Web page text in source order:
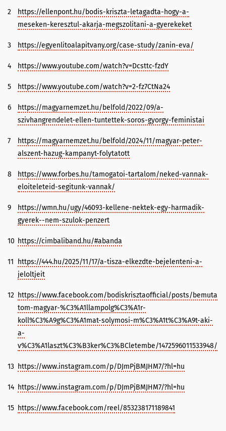
2
https://ellenpont.hu/bodis-kriszta-letagadta-hogy-a-
meseken-keresztul-akarja-megszolitani-a-gyerekeket
3 https://egyenlitoalapitvany.org/case-study/zanin-eva/
4 https://www.youtube.com/watch?v=Dcsttc-fzdY
5 https://www.youtube.com/watch?v=2-fz7CtNa24
6
https://magyarnemzet.hu/belfold/2022/09/a-
szivhangrendelet-ellen-tuntettek-soros-gyorgy-feministai
7
https://magyarnemzet.hu/belfold/2024/11/magyar-peter-
alszent-hazug-kampanyt-folytatott
8
https://www.forbes.hu/tamogatoi-tartalom/neked-vannak-
eloiteleteid-segitunk-vannak/
9
https://wmn.hu/ugy/46093-kellene-nektek-egy-harmadik-
gyerek--nem-szulok-penzert
10 https://cimbaliband.hu/#abanda
11
https://444.hu/2025/11/17/a-tisza-elkezdte-bejelenteni-a-
jeloltjeit
12 https://www.facebook.com/bodiskrisztaofficial/posts/bemuta
tom-magyar-%C3%A1llampolg%C3%A1r-
koll%C3%A9g%C3%A1mat-solymosi-m%C3%A1t%C3%A9t-aki-
a-
v%C3%A1laszt%C3%B3ker%C3%BCletembe/1472596011533948/
13 https://www.instagram.com/p/DJmPjBMJHM7/?hl=hu
14 https://www.instagram.com/p/DJmPjBMJHM7/?hl=hu
15 https://www.facebook.com/reel/853238171189841